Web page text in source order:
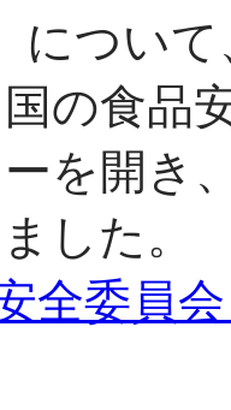
につい
の食品
を開き
した。
全委員